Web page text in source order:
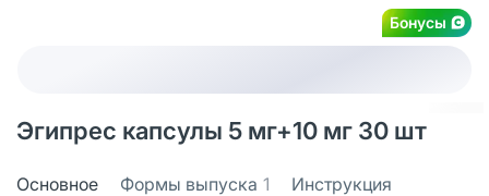
Бонусы
Эгипрес капсулы 5 мг+10 мг 30 шт
Основное Формы выпуска 1 Инструкция